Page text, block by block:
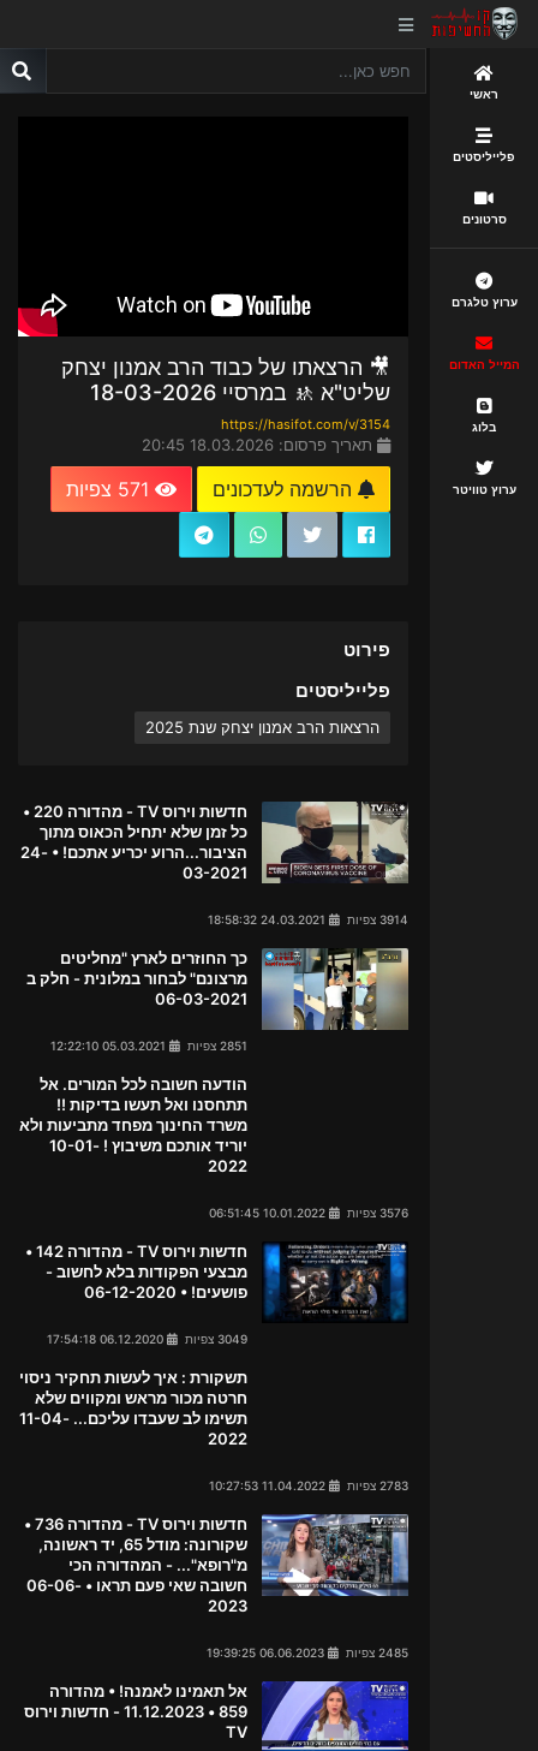
ראשי
פלייליסטים
סרטונים
ערוץ טלגרם
המייל האדום
בלוג
ערוץ טוויטר
🎥 הרצאתו של כבוד הרב אמנון יצחק
שליט"א 🚸 במרסיי 18-03-2026
https://hasifot.com/v/3154
תאריך פרסום: 18.03.2026 20:45
הרשמה לעדכונים
פירוט
פלייליסטים
הרצאות הרב אמנון יצחק שנת 2025
חדשות וירוס TV - מהדורה 220 •
כל זמן שלא יתחיל הכאוס מתוך
הציבור...הרוע יכריע אתכם! • 24-
03-2021
3914 צפיות
כך החוזרים לארץ "מחליטים
מרצונם" לבחור במלונית - חלק ב
06-03-2021
2851 צפיות
הודעה חשובה לכל המורים. אל
תתחסנו ואל תעשו בדיקות !!
משרד החינוך מפחד מתביעות ולא
יוריד אותכם משיבוץ ! 10-01-
2022
3576 צפיות
חדשות וירוס TV - מהדורה 142 •
מבצעי הפקודות בלא לחשוב -
פושעים! • 06-12-2020
3049 צפיות
תשקורת : איך לעשות תחקיר ניסוי
חרטה מכור מראש ומקווים שלא
תשימו לב שעבדו עליכם... 11-04-
2022
2783 צפיות
חדשות וירוס TV - מהדורה 736 •
שקורונה: מודל 65, יד ראשונה,
מ"רופא"... - המהדורה הכי
חשובה שאי פעם תראו • 06-06-
2023
2485 צפיות
אל תאמינו לאמנה! • מהדורה
859 • 11.12.2023 - חדשות וירוס
TV